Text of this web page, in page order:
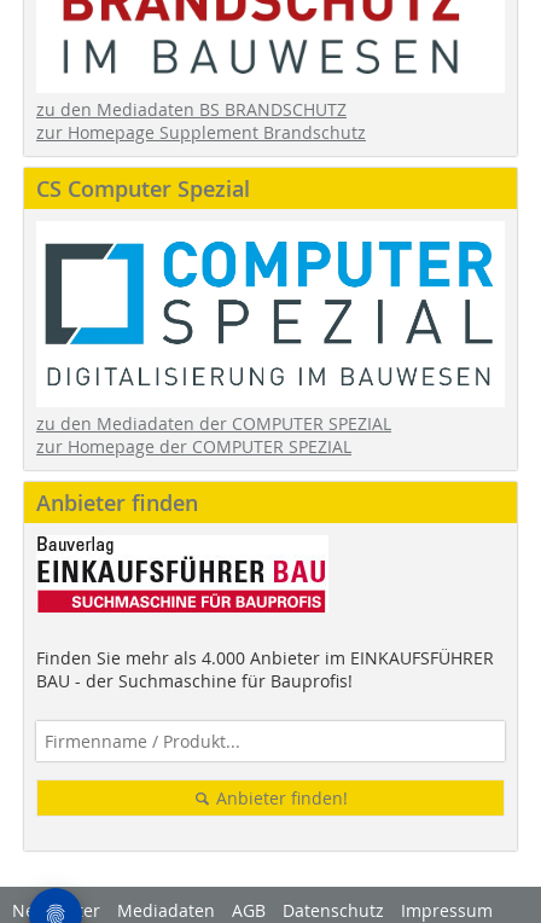
zu den Mediadaten BS BRANDSCHUTZ
zur Homepage Supplement Brandschutz
CS Computer Spezial
zu den Mediadaten der COMPUTER SPEZIAL
zur Homepage der COMPUTER SPEZIAL
Anbieter finden
Finden Sie mehr als 4.000 Anbieter im EINKAUFSFÜHRER
BAU - der Suchmaschine für Bauprofis!
Anbieter finden!
Newsletter Mediadaten AGB Datenschutz Impressum